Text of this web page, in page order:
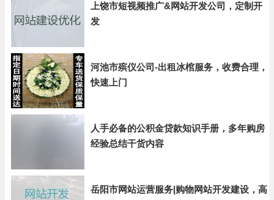
上饶市短视频推广&网站开发公司，定制开
发
河池市殡仪公司-出租冰棺服务，收费合理，
快速上门
人手必备的公积金贷款知识手册，多年购房
经验总结干货内容
岳阳市网站运营服务|购物网站开发建设，高